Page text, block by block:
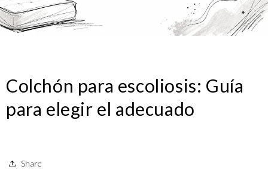
Colchón para escoliosis: Guía
para elegir el adecuado
Share